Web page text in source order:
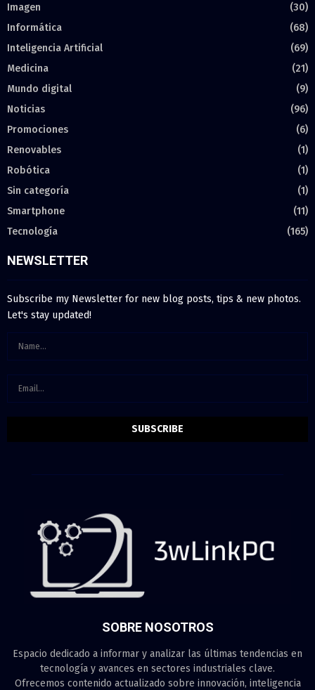
Imagen
(30)
Informática
(68)
Inteligencia Artificial
(69)
Medicina
(21)
Mundo digital
(9)
Noticias
(96)
Promociones
(6)
Renovables
(1)
Robótica
(1)
Sin categoría
(1)
Smartphone
(11)
Tecnología
(165)
NEWSLETTER
Subscribe my Newsletter for new blog posts, tips & new photos.
Let's stay updated!
SOBRE NOSOTROS
Espacio dedicado a informar y analizar las últimas tendencias en
tecnología y avances en sectores industriales clave.
Ofrecemos contenido actualizado sobre innovación, inteligencia